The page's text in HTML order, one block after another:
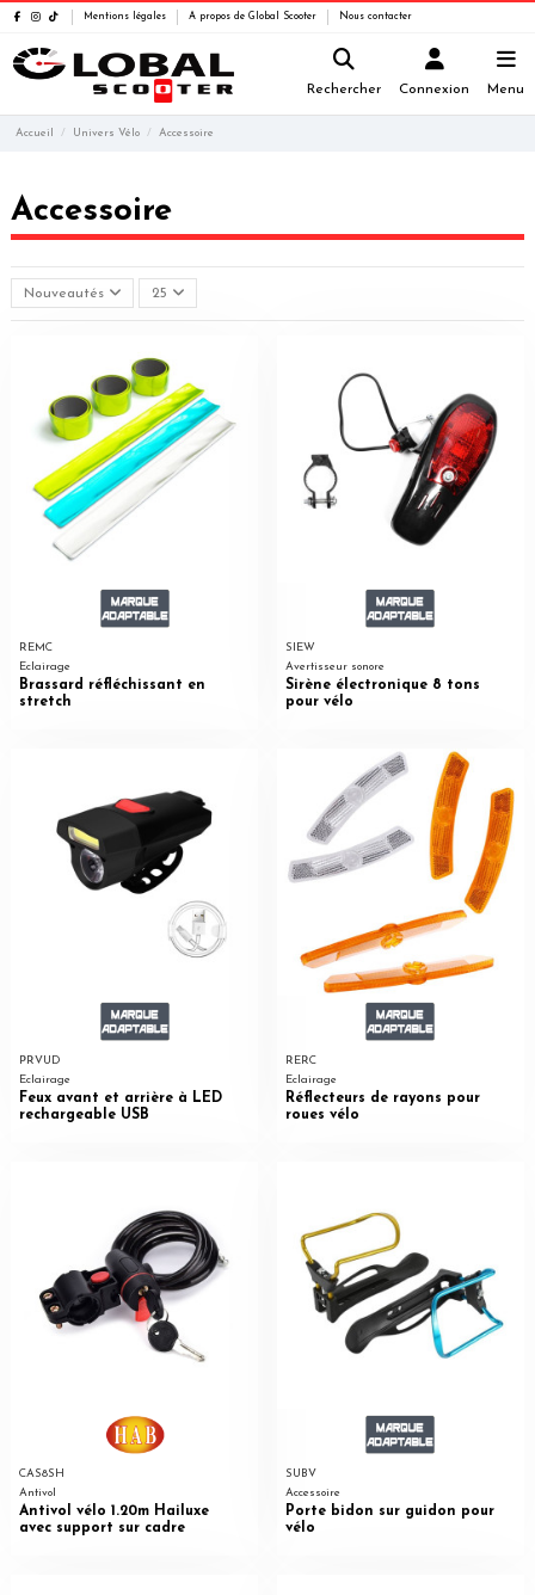
Mentions légales A propos de Global Scooter Nous contacter
Rechercher Connexion Menu
Accueil Univers Vélo Accessoire
Accessoire
Nouveautés 25
REMC
Eclairage
Brassard réfléchissant en
stretch
SIEW
Avertisseur sonore
Sirène électronique 8 tons
pour vélo
PRVUD
Eclairage
Feux avant et arrière à LED
rechargeable USB
RERC
Eclairage
Réflecteurs de rayons pour
roues vélo
CAS8SH
Antivol
Antivol vélo 1.20m Hailuxe
avec support sur cadre
SUBV
Accessoire
Porte bidon sur guidon pour
vélo